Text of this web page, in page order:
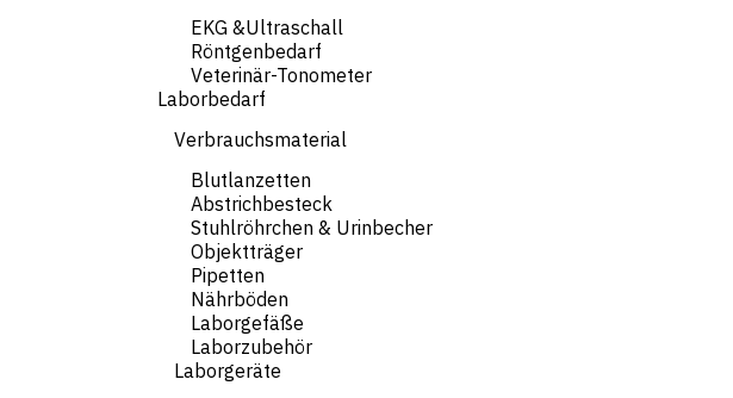
EKG &Ultraschall
Röntgenbedarf
Veterinär-Tonometer
Laborbedarf
Verbrauchsmaterial
Blutlanzetten
Abstrichbesteck
Stuhlröhrchen & Urinbecher
Objektträger
Pipetten
Nährböden
Laborgefäße
Laborzubehör
Laborgeräte